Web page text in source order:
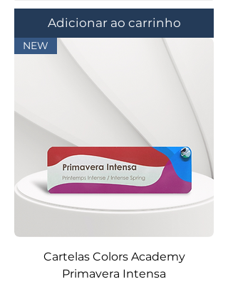
Adicionar ao carrinho
NEW
Cartelas Colors Academy
Primavera Intensa